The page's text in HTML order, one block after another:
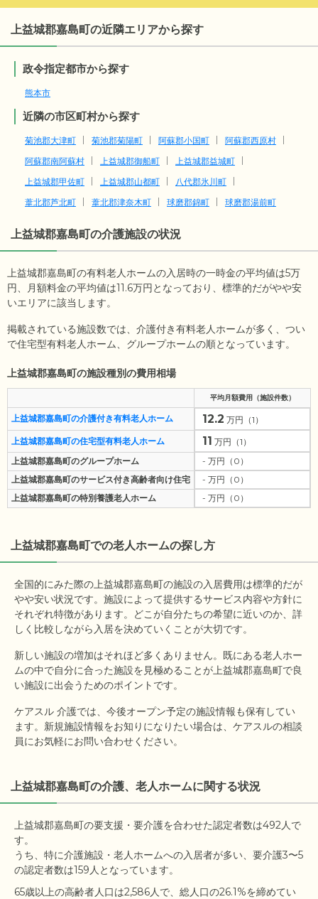
上益城郡嘉島町の近隣エリアから探す
政令指定都市から探す
熊本市
近隣の市区町村から探す
菊池郡大津町 菊池郡菊陽町 阿蘇郡小国町
阿蘇郡西原村
阿蘇郡南阿蘇村
上益城郡御船町
上益城郡益城町
上益城郡甲佐町
上益城郡山都町
八代郡氷川町
葦北郡芦北町
葦北郡津奈木町 球磨郡錦町 球磨郡湯前町
上益城郡嘉島町の介護施設の状況
上益城郡嘉島町の有料老人ホームの入居時の一時金の平均値は5万
円、月額料金の平均値は11.6万円となっており、標準的だがやや安
いエリアに該当します。
掲載されている施設数では、介護付き有料老人ホームが多く、つい
で住宅型有料老人ホーム、グループホームの順となっています。
上益城郡嘉島町の施設種別の費用相場
平均月額費用（施設件数）
上益城郡嘉島町の介護付き有料老人ホーム 12.2 万円（1）
上益城郡嘉島町の住宅型有料老人ホーム
11 万円（1）
上益城郡嘉島町のグループホーム
- 万円（0）
上益城郡嘉島町のサービス付き高齢者向け住宅
- 万円（0）
上益城郡嘉島町の特別養護老人ホーム
- 万円（0）
上益城郡嘉島町での老人ホームの探し方
全国的にみた際の上益城郡嘉島町の施設の入居費用は標準的だが
やや安い状況です。施設によって提供するサービス内容や方針に
それぞれ特徴があります。どこが自分たちの希望に近いのか、詳
しく比較しながら入居を決めていくことが大切です。
新しい施設の増加はそれほど多くありません。既にある老人ホー
ムの中で自分に合った施設を見極めることが上益城郡嘉島町で良
い施設に出会うためのポイントです。
ケアスル 介護では、今後オープン予定の施設情報も保有してい
ます。新規施設情報をお知りになりたい場合は、ケアスルの相談
員にお気軽にお問い合わせください。
上益城郡嘉島町の介護、老人ホームに関する状況
上益城郡嘉島町の要支援・要介護を合わせた認定者数は492人で
す。
うち、特に介護施設・老人ホームへの入居者が多い、要介護3〜5
65歳以上の高齢者人口は2,586人で、総人口の26.1%を締めてい